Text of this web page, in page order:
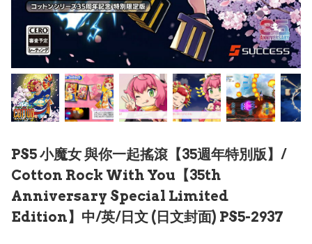
PS5 小魔女 與你一起搖滾【35週年特別版】/
Cotton Rock With You【35th
Anniversary Special Limited
Edition】中/英/日文 (日文封面) PS5-2937